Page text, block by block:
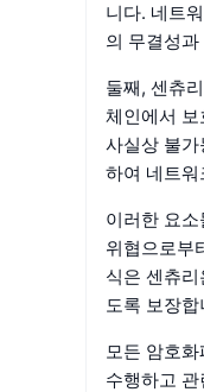
니다. 네트
의 무결성
둘째, 센츄
체인에서
사실상 불
하여 네트
이러한 요
위협으로부
식은 센츄
도록 보장합
모든 암호
수행하고